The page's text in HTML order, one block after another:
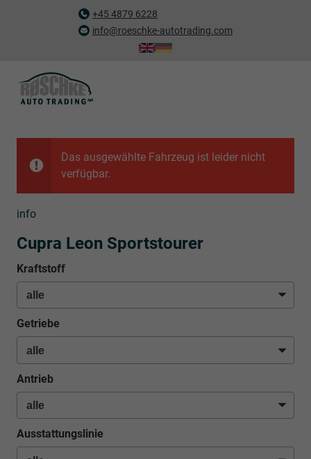
+45 4879 6228
info@roeschke-autotrading.com
Das ausgewählte Fahrzeug ist leider nicht
verfügbar.
info
Cupra Leon Sportstourer
Kraftstoff
Getriebe
Antrieb
Ausstattungslinie